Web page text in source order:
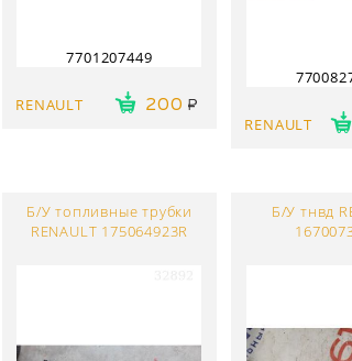
7701207449
RENAULT 200
RENAULT
Б/У топливные трубки
RENAULT 175064923R
Б/У тнвд